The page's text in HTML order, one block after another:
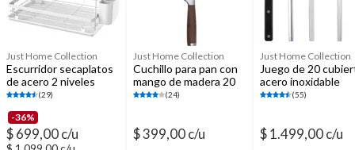
Just Home Collection
Escurridor secaplatos
de acero 2 niveles
blanco 34 x 26 x 46.5
(29)
-36%
$ 699,00 c/u
Just Home Collection
Cuchillo para pan con
mango de madera 20
cm
(24)
$ 399,00 c/u
Just Home Collection
Juego de 20
acero inoxidable
(55)
$ 1.499,00 c/u